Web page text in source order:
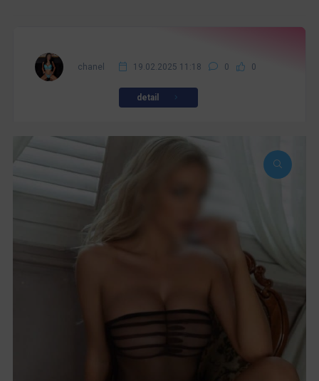
chanel 19.02.2025 11:18 0 0
detail